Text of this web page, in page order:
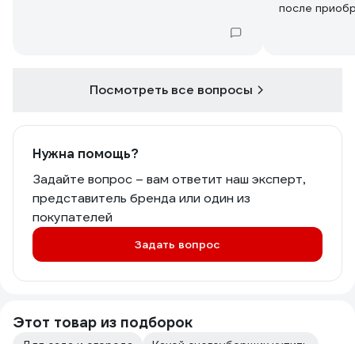
после
Посмотреть все вопросы
Нужна помощь?
Задайте вопрос – вам ответит наш эксперт,
представитель бренда или один из
покупателей
Задать вопрос
Этот товар из подборок